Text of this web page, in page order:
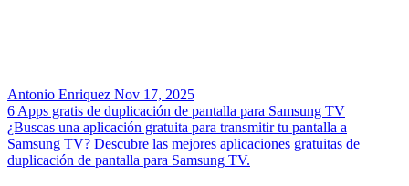
Antonio Enriquez Nov 17, 2025
6 Apps gratis de duplicación de pantalla para Samsung TV
¿Buscas una aplicación gratuita para transmitir tu pantalla a
Samsung TV? Descubre las mejores aplicaciones gratuitas de
duplicación de pantalla para Samsung TV.